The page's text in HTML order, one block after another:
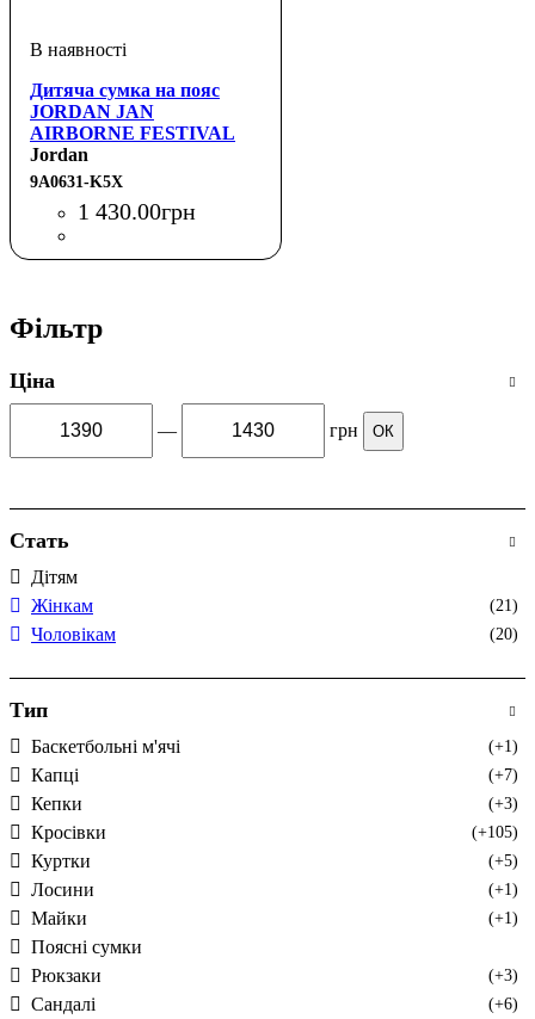
Дитяча сумка на пояс
JORDAN JAN
AIRBORNE FESTIVAL
BAG
Jordan
9A0631-K5X
1 430.00грн
Фільтр
Ціна
— грн ОК
Стать
Дітям
Жінкам
(21)
Чоловікам (20)
Тип
Баскетбольні м'ячі (+1)
Капці (+7)
Кепки (+3)
Кросівки (+105)
Куртки (+5)
Лосини (+1)
Майки (+1)
Поясні сумки
Рюкзаки
(+3)
Сандалі (+6)